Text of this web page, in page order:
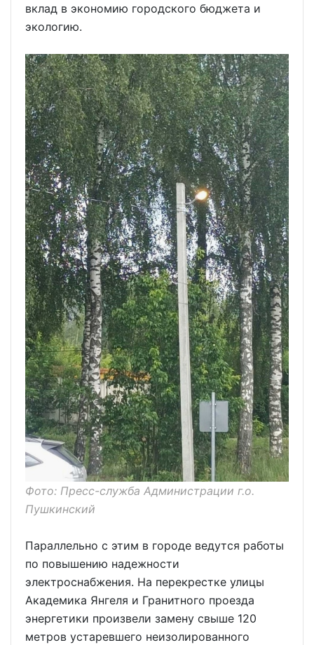
вклад в экономию городского бюджета и
экологию.
Фото: Пресс-служба Администрации г.о.
Пушкинский
Параллельно с этим в городе ведутся работы
по повышению надежности
электроснабжения. На перекрестке улицы
Академика Янгеля и Гранитного проезда
энергетики произвели замену свыше 120
метров устаревшего неизолированного